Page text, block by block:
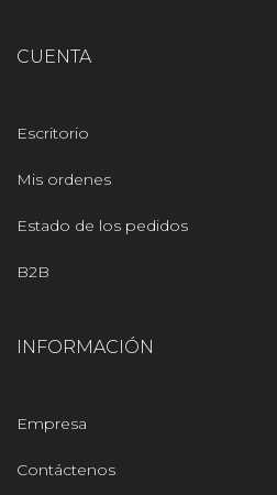
CUENTA
Escritorio
Mis ordenes
Estado de los pedidos
B2B
INFORMACIÓN
Empresa
Contáctenos